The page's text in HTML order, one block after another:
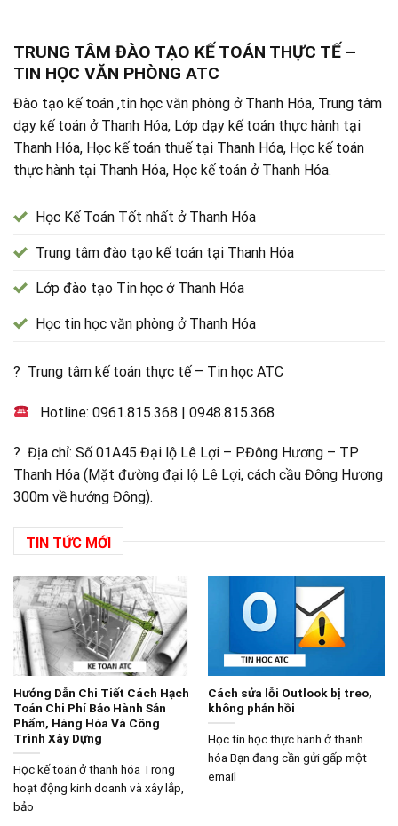
TRUNG TÂM ĐÀO TẠO KẾ TOÁN THỰC TẾ –
TIN HỌC VĂN PHÒNG ATC
Đào tạo kế toán ,tin học văn phòng ở Thanh Hóa, Trung tâm
dạy kế toán ở Thanh Hóa, Lớp dạy kế toán thực hành tại
Thanh Hóa, Học kế toán thuế tại Thanh Hóa, Học kế toán
thực hành tại Thanh Hóa, Học kế toán ở Thanh Hóa.
Học Kế Toán Tốt nhất ở Thanh Hóa
Trung tâm đào tạo kế toán tại Thanh Hóa
Lớp đào tạo Tin học ở Thanh Hóa
Học tin học văn phòng ở Thanh Hóa
? Trung tâm kế toán thực tế – Tin học ATC
Hotline:0961.815.368 |0948.815.368
? Địa chỉ: Số 01A45 Đại lộ Lê Lợi – P.Đông Hương – TP
Thanh Hóa (Mặt đường đại lộ Lê Lợi, cách cầu Đông Hương
300m về hướng Đông).
TIN TỨC MỚI
Hướng Dẫn Chi Tiết Cách Hạch
Toán Chi Phí Bảo Hành Sản
Phẩm, Hàng Hóa Và Công
Trình Xây Dựng
Học kế toán ở thanh hóa Trong
hoạt động kinh doanh và xây lắp,
bảo
Cách sửa lỗi Outlook bị treo,
không phản hồi
Học tin học thực hành ở thanh
hóa Bạn đang cần gửi gấp một
email